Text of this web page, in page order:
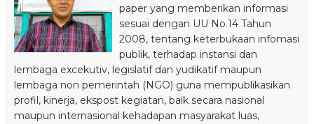
paper yang memberikan informasi
sesuai dengan UU No.14 Tahun
2008, tentang keterbukaan infomasi
publik, terhadap instansi dan
lembaga excekutiv, legislatif dan yudikatif maupun
lembaga non pemerintah (NGO) guna mempublikasikan
profil, kinerja, ekspost kegiatan, baik secara nasional
maupun internasional kehadapan masyarakat luas,